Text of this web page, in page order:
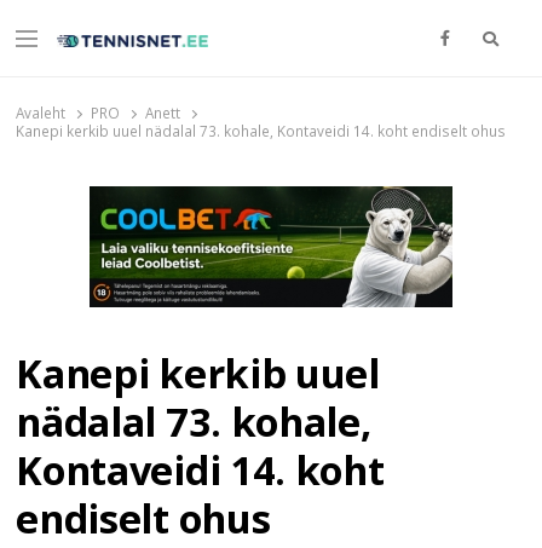
Menu Otsi
Avaleht PRO
Anett
Kanepi kerkib uuel nädalal 73. kohale, Kontaveidi 14. koht endiselt ohus
Kanepi kerkib uuel
nädalal 73. kohale,
Kontaveidi 14. koht
endiselt ohus